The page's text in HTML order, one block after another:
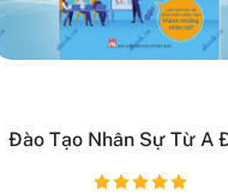
Đào Tạo Nhân Sự Từ A